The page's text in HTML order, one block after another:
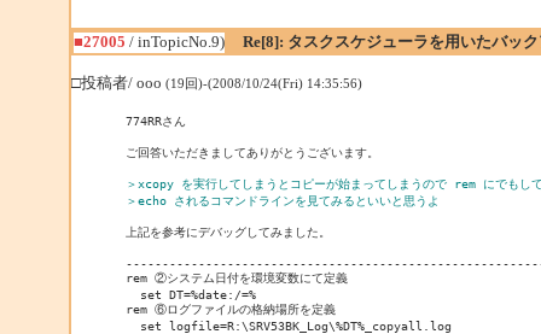
■27005 / inTopicNo.9) Re[8]: タスクスケジューラを用いたバッ
□投稿者/ ooo (19回)-(2008/10/24(Fri) 14:35:56)
774RRさん
ご回答いただきましてありがとうございます。
＞xcopy を実行してしまうとコピーが始まってしまうので rem にでもし
＞echo されるコマンドラインを見てみるといいと思うよ
上記を参考にデバッグしてみました。
rem ②システム日付を環境変数にて定義
  set DT=%date:/=%
rem ⑥ログファイルの格納場所を定義
  set logfile=R:\SRV53BK_Log\%DT%_copyall.log